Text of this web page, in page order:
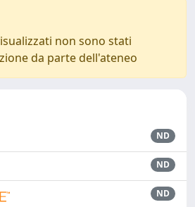
non sono stati
da parte dell'ateneo
ND
ND
ND